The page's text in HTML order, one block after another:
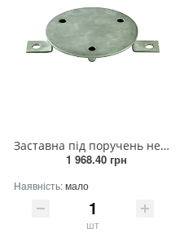
Заставна під поручень нержавіюча сталь
1 968.40 грн
Наявність:мало
шт